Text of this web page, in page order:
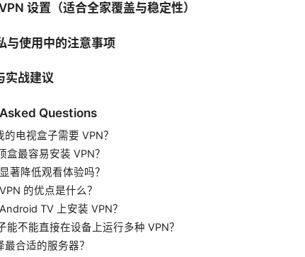
设置（适合全家覆盖与稳定性）
与使用中的注意事项
实战建议
Questions
的电视盒子需要 VPN？
盒最容易安装 VPN？
著降低观看体验吗？
的优点是什么？
TV 上安装 VPN？
能不能直接在设备上运行多种 VPN？
最合适的服务器？